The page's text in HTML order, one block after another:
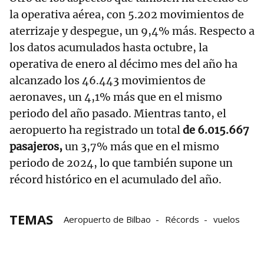
la operativa aérea, con 5.202 movimientos de
aterrizaje y despegue, un 9,4% más. Respecto a
los datos acumulados hasta octubre, la
operativa de enero al décimo mes del año ha
alcanzado los 46.443 movimientos de
aeronaves, un 4,1% más que en el mismo
periodo del año pasado. Mientras tanto, el
aeropuerto ha registrado un totalde 6.015.667
pasajeros,un 3,7% más que en el mismo
periodo de 2024, lo que también supone un
récord histórico en el acumulado del año.
TEMAS Aeropuerto de Bilbao Récords vuelos